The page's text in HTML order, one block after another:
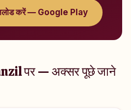
करें — Google Play
पर — अक्सर पूछे जाने